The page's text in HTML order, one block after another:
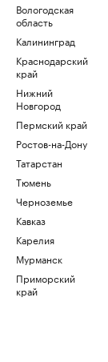
Вологодская
область
Калининград
Краснодарский
край
Нижний
Новгород
Пермский край
Ростов-на-Дону
Татарстан
Тюмень
Черноземье
Кавказ
Карелия
Мурманск
Приморский
край